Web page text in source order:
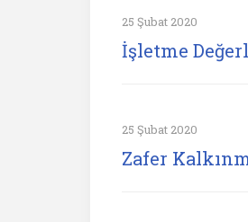
25 Şubat 2020
İşletme
25 Şubat 2020
Zafer